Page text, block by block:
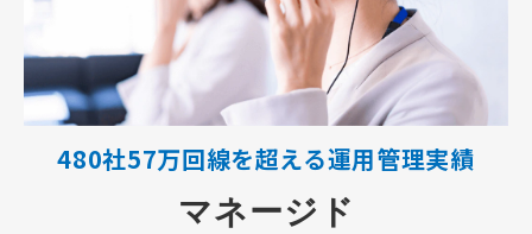
480社57万回線を超える運用管理実績
マネージド